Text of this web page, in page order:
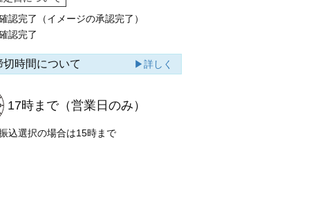
認完了（イメージの承認完了）
認完了
切時間について ▶詳しく
17時まで（営業日のみ）
込選択の場合は15時まで